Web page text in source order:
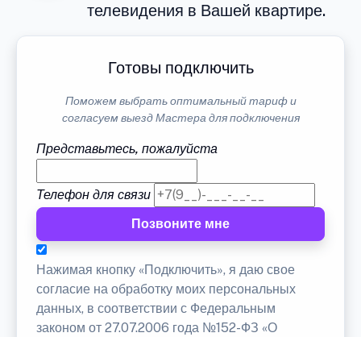
телевидения в Вашей квартире.
Готовы подключить
Поможем выбрать оптимальный тариф и
согласуем выезд Мастера для подключения
Представьтесь, пожалуйста
Телефон для связи
Позвоните мне
Нажимая кнопку «Подключить», я даю свое
согласие на обработку моих персональных
данных, в соответствии с Федеральным
законом от 27.07.2006 года №152-ФЗ «О